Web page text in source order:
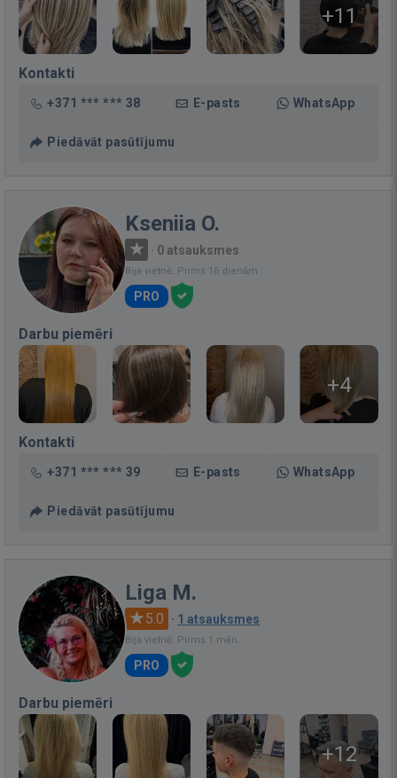
+11
Kontakti
+371 *** *** 38 E-pasts WhatsApp
Piedāvāt pasūtījumu
Kseniia O.
· 0 atsauksmes
Bija vietnē: Pirms 16 dienām
PRO
Darbu piemēri
+4
Kontakti
+371 *** *** 39 E-pasts WhatsApp
Piedāvāt pasūtījumu
Liga M.
5.0 · 1 atsauksmes
Bija vietnē: Pirms 1 mēn.
PRO
Darbu piemēri
+12